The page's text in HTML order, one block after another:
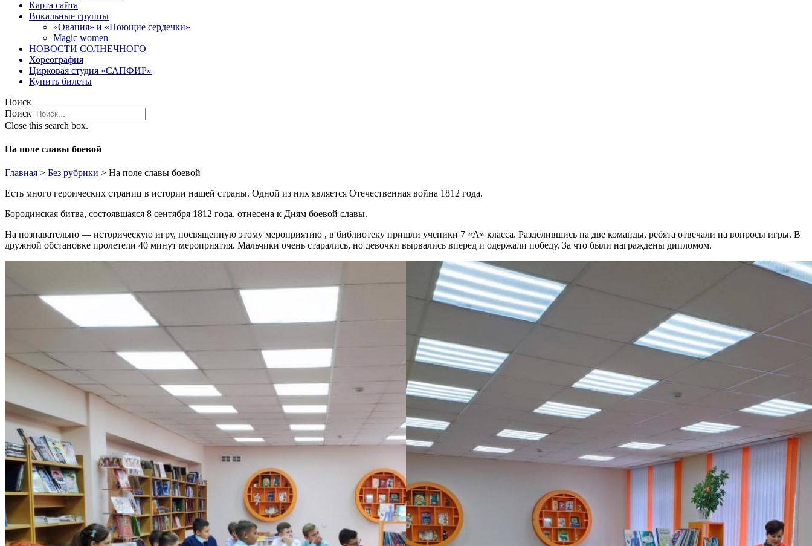
Карта сайта
Вокальные группы
«Овация» и «Поющие сердечки»
Magic women
НОВОСТИ СОЛНЕЧНОГО
Хореография
Цирковая студия «САПФИР»
Купить билеты
Поиск
Поиск
Close this search box.
На поле славы боевой
Главная > Без рубрики > На поле славы боевой
Есть много героических страниц в истории нашей страны. Одной из них является Отечественная война 1812 года.
Бородинская битва, состоявшаяся 8 сентября 1812 года, отнесена к Дням боевой славы.
На познавательно — историческую игру, посвященную этому мероприятию , в библиотеку пришли ученики 7 «А» класса. Разделившись на две команды, ребята отвечали на вопросы игры. В
дружной обстановке пролетели 40 минут мероприятия. Мальчики очень старались, но девочки вырвались вперед и одержали победу. За что были награждены дипломом.